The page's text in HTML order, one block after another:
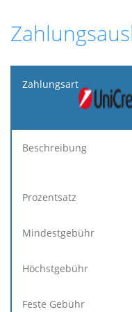
Zahlungsart